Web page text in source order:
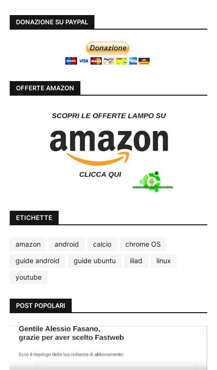
DONAZIONE SU PAYPAL
OFFERTE AMAZON
ETICHETTE
amazon android calcio
chrome OS
guide android
guide ubuntu iliad
linux
youtube
POST POPOLARI